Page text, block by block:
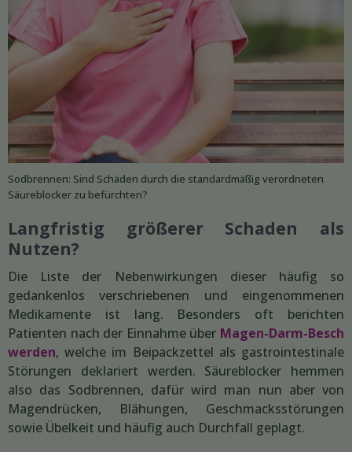
Sodbrennen: Sind Schäden durch die standardmäßig verordneten
Säureblocker zu befürchten?
Langfristig größerer Schaden als
Nutzen?
Die Liste der Nebenwirkungen dieser häufig so
gedankenlos verschriebenen und eingenommenen
Medikamente ist lang. Besonders oft berichten
Patienten nach der Einnahme über Magen-Darm-Besch
werden, welche im Beipackzettel als gastrointestinale
Störungen deklariert werden. Säureblocker hemmen
also das Sodbrennen, dafür wird man nun aber von
Magendrücken, Blähungen, Geschmacksstörungen
sowie Übelkeit und häufig auch Durchfall geplagt.